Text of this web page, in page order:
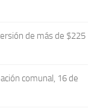
de más de $225
comunal, 16 de